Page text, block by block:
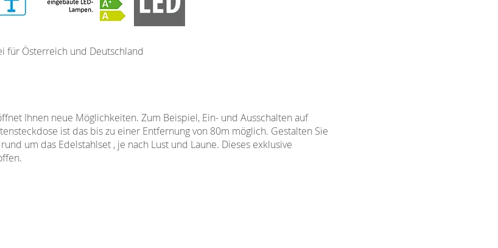
für Österreich und Deutschland
Ihnen neue Möglichkeiten. Zum Beispiel, Ein- und Ausschalten auf
ist das bis zu einer Entfernung von 80m möglich. Gestalten Sie
um das Edelstahlset , je nach Lust und Laune. Dieses exklusive